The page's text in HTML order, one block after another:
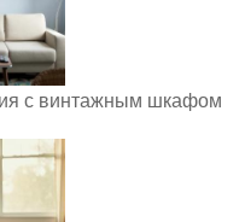
с винтажным шкафом